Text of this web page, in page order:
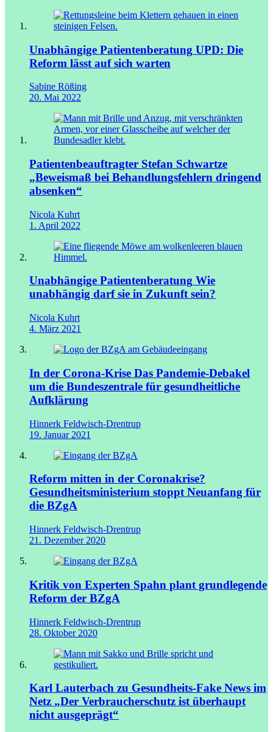
Unabhängige Patientenberatung UPD: Die
Reform lässt auf sich warten
Sabine Rößing
20. Mai 2022
Patienten­beauftragter Stefan Schwartze
„Beweismaß bei Behandlungs­fehlern dringend
absenken“
Nicola Kuhrt
1. April 2022
Unabhängige Patientenberatung Wie
unabhängig darf sie in Zukunft sein?
Nicola Kuhrt
4. März 2021
In der Corona-Krise Das Pandemie-Debakel
um die Bundeszentrale für gesundheitliche
Aufklärung
Hinnerk Feldwisch-Drentrup
19. Januar 2021
Reform mitten in der Coronakrise?
Gesundheits­­ministerium stoppt Neuanfang für
die BZgA
Hinnerk Feldwisch-Drentrup
21. Dezember 2020
Kritik von Experten Spahn plant grundlegende
Reform der BZgA
Hinnerk Feldwisch-Drentrup
28. Oktober 2020
Karl Lauterbach zu Gesundheits-Fake News im
Netz „Der Verbraucherschutz ist überhaupt
nicht ausgeprägt“